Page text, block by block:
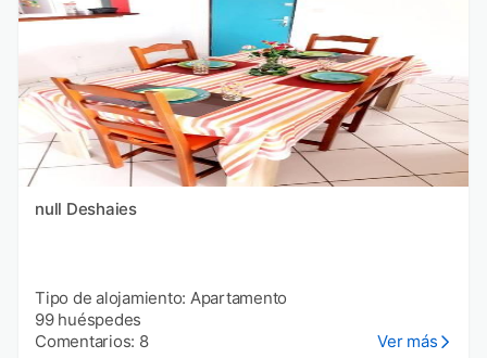
null Deshaies
Tipo de alojamiento: Apartamento
99 huéspedes
Comentarios: 8
Ver más